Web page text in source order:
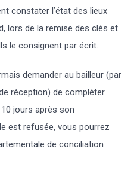
constater l’état des lieux
lors de la remise des clés et
le consignent par écrit.
demander au bailleur (par
réception) de compléter
jours après son
est refusée, vous pourrez
de conciliation